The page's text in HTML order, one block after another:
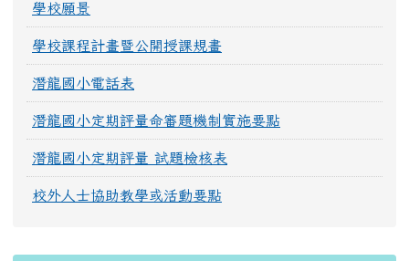
學校願景
學校課程計畫暨公開授課規畫
潛龍國小電話表
潛龍國小定期評量命審題機制實施要點
潛龍國小定期評量 試題檢核表
校外人士協助教學或活動要點